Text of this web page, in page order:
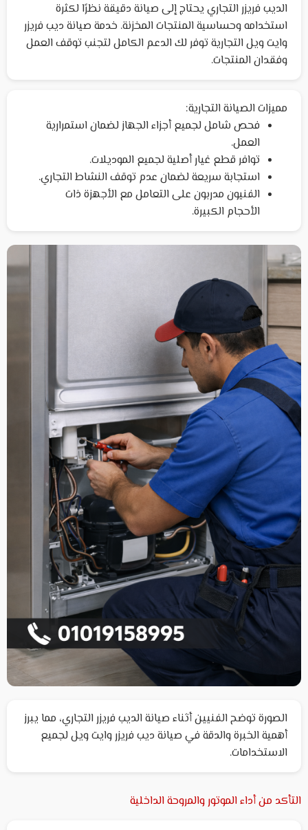
الديب فريزر التجاري يحتاج إلى صيانة دقيقة نظرًا لكثرة
استخدامه وحساسية المنتجات المخزنة. خدمة صيانة ديب فريزر
وايت ويل التجارية توفر لك الدعم الكامل لتجنب توقف العمل
وفقدان المنتجات.
مميزات الصيانة التجارية:
فحص شامل لجميع أجزاء الجهاز لضمان استمرارية
العمل.
توافر قطع غيار أصلية لجميع الموديلات.
استجابة سريعة لضمان عدم توقف النشاط التجاري.
الفنيون مدربون على التعامل مع الأجهزة ذات
الأحجام الكبيرة.
الصورة توضح الفنيين أثناء صيانة الديب فريزر التجاري، مما يبرز
أهمية الخبرة والدقة في صيانة ديب فريزر وايت ويل لجميع
الاستخدامات.
التأكد من أداء الموتور والمروحة الداخلية